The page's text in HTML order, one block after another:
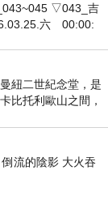
▽043_吉
六 00:00:
紐二世紀念堂，是
比托利歐山之間，
第一位國
流的陰影 大火吞